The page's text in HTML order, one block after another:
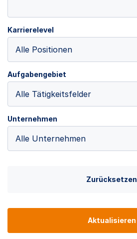
Karrierelevel
Alle Positionen
Aufgabengebiet
Alle Tätigkeitsfelder
Unternehmen
Alle Unternehmen
Zurücksetzen
Aktualisieren